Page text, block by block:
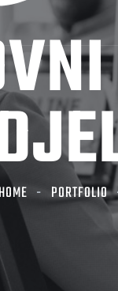
HOME PORTFOLIO